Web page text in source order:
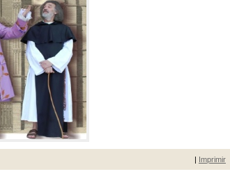
| Imprimir